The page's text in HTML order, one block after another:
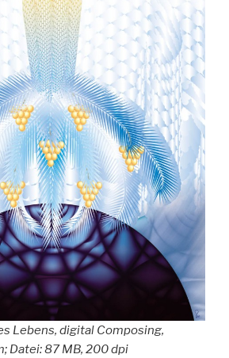
Lebens, digital Composing,
Datei: 87 MB, 200 dpi